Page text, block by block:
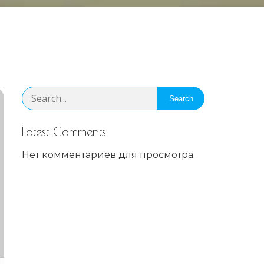
Search
Latest Comments
Нет комментариев для просмотра.